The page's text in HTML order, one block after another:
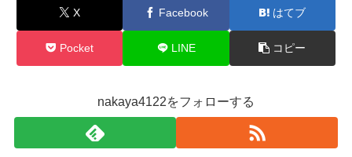
X Facebook はてブ
Pocket LINE コピー
nakaya4122をフォローする